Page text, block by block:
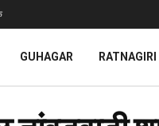
GUHAGAR RATNAGIRI